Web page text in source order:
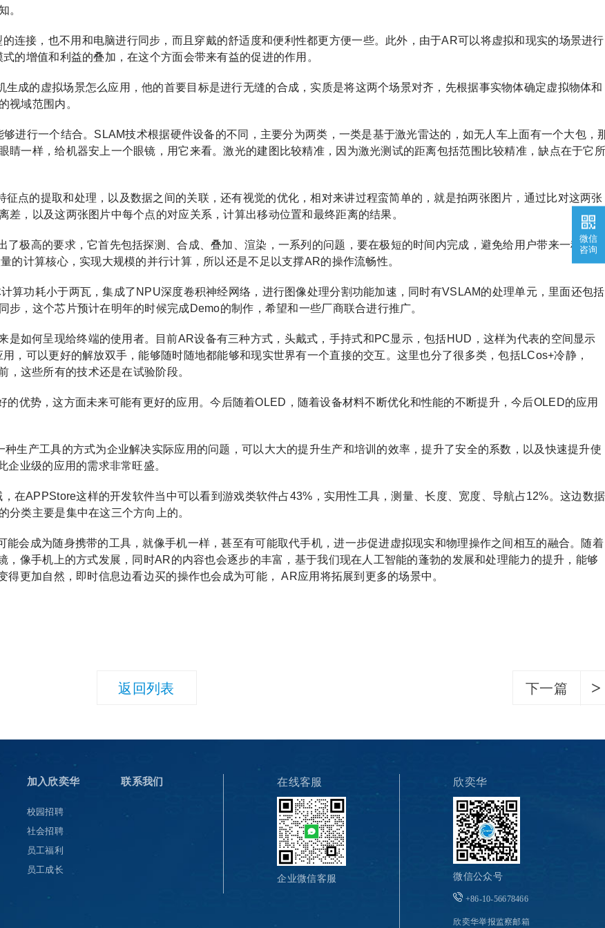
。
连接，也不用和电脑进行同步，而且穿戴的舒适度和便利性都更方便一些。此外，由于AR可以将虚拟和现实的场景进行
的增值和利益的叠加，在这个方面会带来有益的促进的作用。
成的虚拟场景怎么应用，他的首要目标是进行无缝的合成，实质是将这两个场景对齐，先根据事实物体确定虚拟物体和
视域范围内。
进行一个结合。SLAM技术根据硬件设备的不同，主要分为两类，一类是基于激光雷达的，如无人车上面有一个大包，
一样，给机器安上一个眼镜，用它来看。激光的建图比较精准，因为激光测试的距离包括范围比较精准，缺点在于它所
点的提取和处理，以及数据之间的关联，还有视觉的优化，相对来讲过程蛮简单的，就是拍两张图片，通过比对这两张
，以及这两张图片中每个点的对应关系，计算出移动位置和最终距离的结果。
极高的要求，它首先包括探测、合成、叠加、渲染，一系列的问题，要在极短的时间内完成，避免给用户带来一种延迟
计算核心，实现大规模的并行计算，所以还是不足以支撑AR的操作流畅性。
算功耗小于两瓦，集成了NPU深度卷积神经网络，进行图像处理分割功能加速，同时有VSLAM的处理单元，里面还包括
，这个芯片预计在明年的时候完成Demo的制作，希望和一些厂商联合进行推广。
是如何呈现给终端的使用者。目前AR设备有三种方式，头戴式，手持式和PC显示，包括HUD，这样为代表的空间显示
，可以更好的解放双手，能够随时随地都能够和现实世界有一个直接的交互。这里也分了很多类，包括LCos+冷静，
这些所有的技术还是在试验阶段。
优势，这方面未来可能有更好的应用。今后随着OLED，随着设备材料不断优化和性能的不断提升，今后OLED的应用
生产工具的方式为企业解决实际应用的问题，可以大大的提升生产和培训的效率，提升了安全的系数，以及快速提升使
业级的应用的需求非常旺盛。
在APPStore这样的开发软件当中可以看到游戏类软件占43%，实用性工具，测量、长度、宽度、导航占12%。这边数据
类主要是集中在这三个方向上的。
会成为随身携带的工具，就像手机一样，甚至有可能取代手机，进一步促进虚拟现实和物理操作之间相互的融合。随着
像手机上的方式发展，同时AR的内容也会逐步的丰富，基于我们现在人工智能的蓬勃的发展和处理能力的提升，能够
更加自然，即时信息边看边买的操作也会成为可能， AR应用将拓展到更多的场景中。
下一篇
返回列表
欣奕华
微信公众号
+86-10-56678466
欣奕华举报监察邮箱
在线客服
企业微信客服
加入欣奕华
校园招聘
社会招聘
员工福利
员工成长
联系我们
微信
咨询